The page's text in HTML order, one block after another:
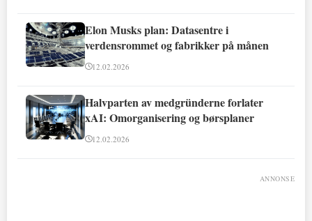
Elon Musks plan: Datasentre i
verdensrommet og fabrikker på månen
12.02.2026
Halvparten av medgründerne forlater
xAI: Omorganisering og børsplaner
12.02.2026
ANNONSE